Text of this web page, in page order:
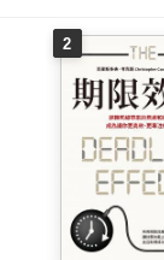
2